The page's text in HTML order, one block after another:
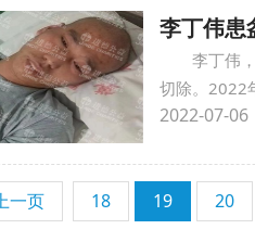
李丁伟患
李丁伟
切除。2022
2022-07-06
一页 18 19 20